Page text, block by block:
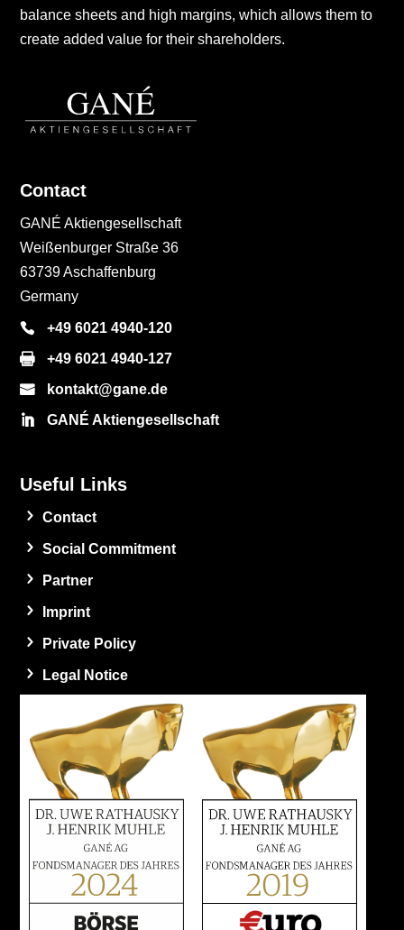
balance sheets and high margins, which allows them to
create added value for their shareholders.
Contact
GANÉ Aktiengesellschaft
Weißenburger Straße 36
63739 Aschaffenburg
Germany
+49 6021 4940-120
+49 6021 4940-127
kontakt@gane.de
GANÉ Aktiengesellschaft
Useful Links
Contact
Social Commitment
Partner
Imprint
Private Policy
Legal Notice